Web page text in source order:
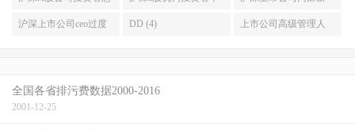
数据stata计算代码结果 型数据与Stata代码
见分歧与股价效应数 群行为LSV模型实证数 酬差距与公司价值 基
沪深上市公司ceo过度
2019 (4)
DD (4) 上市公司高级管理人
全国各省排污费数据2000-2016
2001-12-25